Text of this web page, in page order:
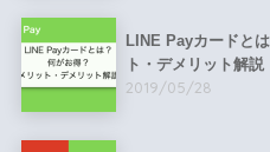
LINE Payカードと
ト・デメリット解説
2019/05/28